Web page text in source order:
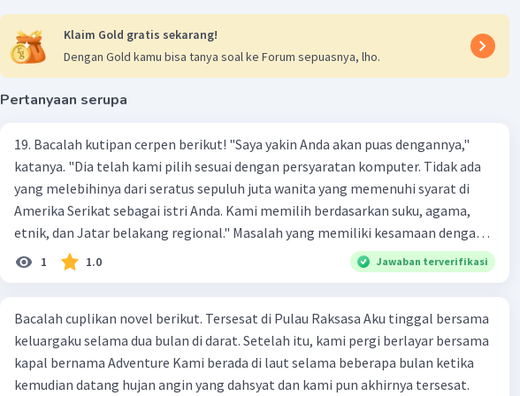
Klaim Gold gratis sekarang!
Dengan Gold kamu bisa tanya soal ke Forum sepuasnya, lho.
Pertanyaan serupa
19. Bacalah kutipan cerpen berikut! "Saya yakin Anda akan puas dengannya,"
katanya. "Dia telah kami pilih sesuai dengan persyaratan komputer. Tidak ada
yang melebihinya dari seratus sepuluh juta wanita yang memenuhi syarat di
Amerika Serikat sebagai istri Anda. Kami memilih berdasarkan suku, agama,
etnik, dan Jatar belakang regional." Masalah yang memiliki kesamaan dengan
sebagian budaya Indonesia yang tersirat dalam penggalan cerpen terjemahan
tersebut adalah ... A. Seorang perempuan idaman harus memenuhi persyaratan
barunya. C. Perantara mempertemukan pria dan wanita secara langsung di
suatu kantor. D. Pemilihan calon istri ditinjau dari suku, agatha, etnik, dan Jatar
belakang regional. E. Sebagian laki-laki menggunakan jasa perantara untuk
berkenalan dengan seorang gadis.
1 1.0 Jawaban terverifikasi
Bacalah cuplikan novel berikut. Tersesat di Pulau Raksasa Aku tinggal bersama
keluargaku selama dua bulan di darat. Setelah itu, kami pergi berlayar bersama
kapal bernama Adventure Kami berada di laut selama beberapa bulan ketika
kemudian datang hujan angin yang dahsyat dan kami pun akhirnya tersesat.